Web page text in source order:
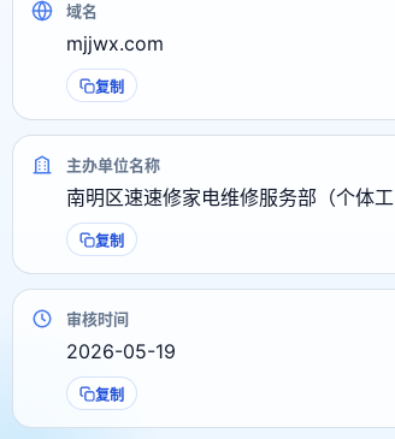
域名
mjjwx.com
复制
主办单位名称
南明区速速修家电维修服务部（个体工
复制
审核时间
2026-05-19
复制